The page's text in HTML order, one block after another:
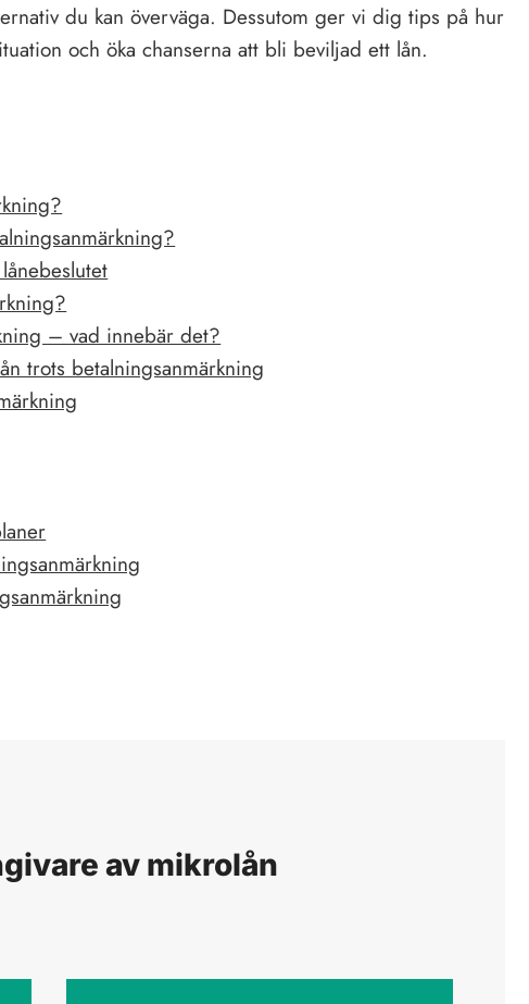
du kan överväga. Dessutom ger vi dig tips på hur
och öka chanserna att bli beviljad ett lån.
– vad innebär det?
trots betalningsanmärkning
av mikrolån